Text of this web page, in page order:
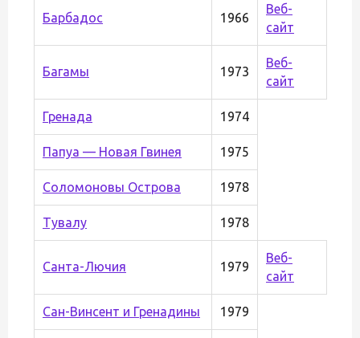
Барбадос 1966
Веб-
сайт
Багамы 1973
Веб-
сайт
Гренада 1974
Папуа — Новая Гвинея 1975
Соломоновы Острова 1978
Тувалу 1978
Санта-Лючия 1979
Веб-
сайт
Сан-Винсент и Гренадины 1979